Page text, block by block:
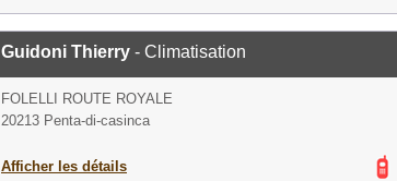
Guidoni Thierry - Climatisation
FOLELLI ROUTE ROYALE
20213 Penta-di-casinca
Afficher les détails